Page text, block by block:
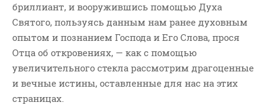
Проповедь-Видео
Размышления
Семинар "Второе
Пришествие ИХ"
бриллиант, и вооружившись помощью Духа
Святого, пользуясь данным нам ранее духовным
опытом и познанием Господа и Его Слова, прося
Отца об откровениях, — как с помощью
увеличительного стекла рассмотрим драгоценные
и вечные истины, оставленные для нас на этих
страницах.